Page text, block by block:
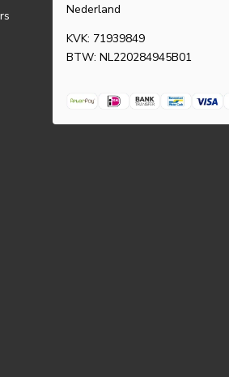
Nederland
KVK: 71939849
BTW: NL220284945B01